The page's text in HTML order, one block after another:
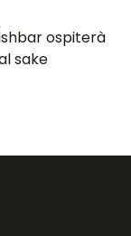
ospiterà
sake